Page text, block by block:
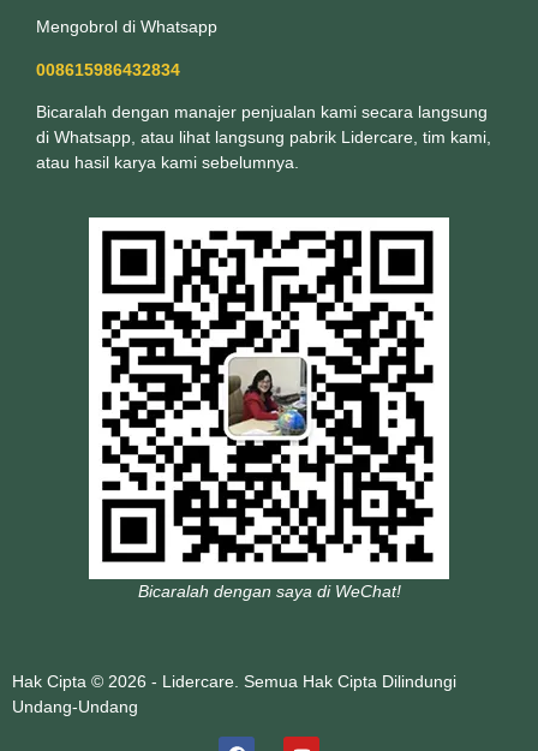
Mengobrol di Whatsapp
008615986432834
Bicaralah dengan manajer penjualan kami secara langsung
di Whatsapp, atau lihat langsung pabrik Lidercare, tim kami,
atau hasil karya kami sebelumnya.
Bicaralah dengan saya di WeChat!
Hak Cipta © 2026 - Lidercare. Semua Hak Cipta Dilindungi
Undang-Undang